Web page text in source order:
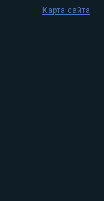
Карта сайта